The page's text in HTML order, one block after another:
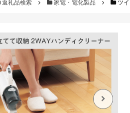
返礼品検索 家電・電化製品 ツ